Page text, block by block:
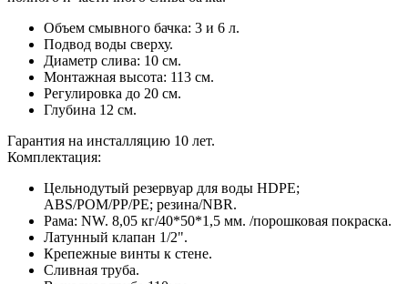
Объем смывного бачка: 3 и 6 л.
Подвод воды сверху.
Диаметр слива: 10 см.
Монтажная высота: 113 см.
Регулировка до 20 см.
Глубина 12 см.
Гарантия на инсталляцию 10 лет.
Комплектация:
Цельнодутый резервуар для воды HDPE;
ABS/POM/PP/PE; резина/NBR.
Рама: NW. 8,05 кг/40*50*1,5 мм. /порошковая покраска.
Латунный клапан 1/2".
Крепежные винты к стене.
Сливная труба.